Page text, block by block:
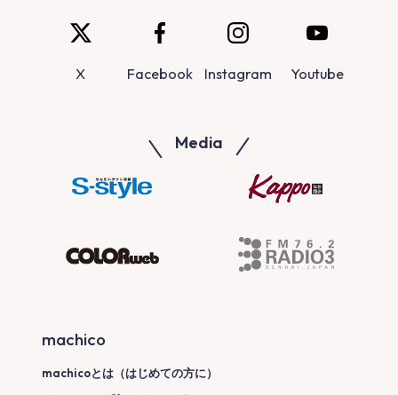
X Facebook Instagram Youtube
Media
machico
machicoとは（はじめての方に）